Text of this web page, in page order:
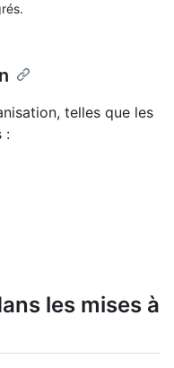
telles que les
:
les mises à